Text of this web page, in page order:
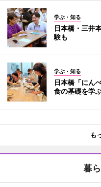
学ぶ・知る
日本橋・三井
験も
学ぶ・知る
日本橋「にん
食の基礎を学
も
暮